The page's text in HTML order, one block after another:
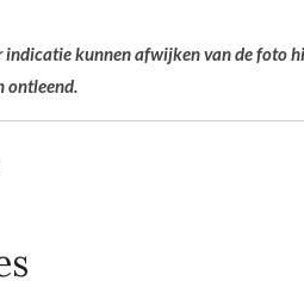
indicatie kunnen afwijken van de foto
ontleend.